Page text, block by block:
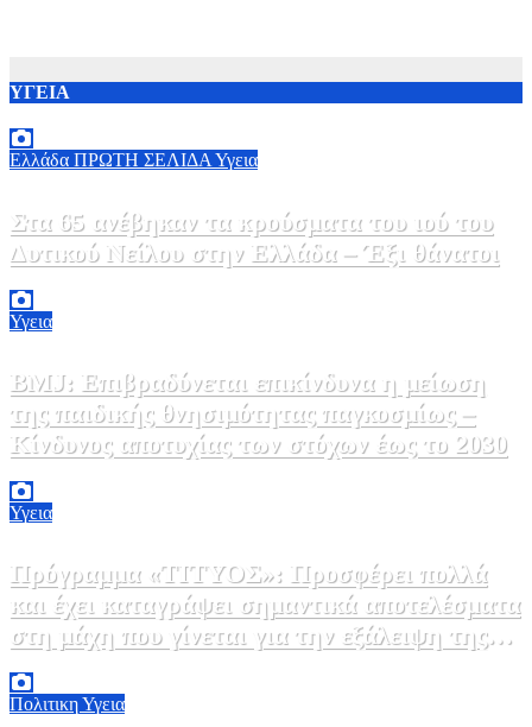
ΥΓΕΙΑ
Ελλάδα ΠΡΩΤΗ ΣΕΛΙΔΑ Υγεια
Στα 65 ανέβηκαν τα κρούσματα του ιού του
Δυτικού Νείλου στην Ελλάδα – Έξι θάνατοι
Υγεια
BMJ: Επιβραδύνεται επικίνδυνα η μείωση
της παιδικής θνησιμότητας παγκοσμίως –
Κίνδυνος αποτυχίας των στόχων έως το 2030
Υγεια
Πρόγραμμα «ΤΙΤΥΟΣ»: Προσφέρει πολλά
και έχει καταγράψει σημαντικά αποτελέσματα
στη μάχη που γίνεται για την εξάλειψη της
ηπατίτιδας C
ΠολιτικηΥγεια